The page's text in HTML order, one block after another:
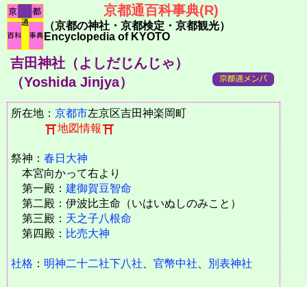
京都通百科事典(R)
（京都の神社・京都検定・京都観光）
Encyclopedia of KYOTO
吉田神社（よしだじんじゃ）
（Yoshida Jinjya）
所在地： 京都市左京区吉田神楽岡町
地図情報
祭神： 春日大神
本宮向かって右より
第一殿： 建御賀豆智命
第二殿：伊波比主命（いはいぬしのみこと）
第三殿： 天之子八根命
第四殿： 比売大神
社格 ： 明神二十二社下八社 官幣中社 別表神社